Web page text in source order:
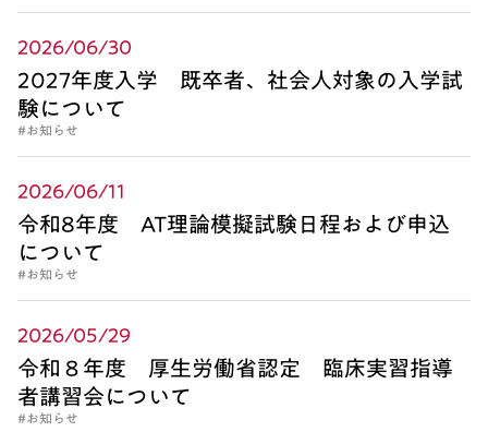
2026/06/30
2027年度入学 既卒者、社会人対象の入学試
験について
#お知らせ
2026/06/11
令和8年度 AT理論模擬試験日程および申込
について
#お知らせ
2026/05/29
令和８年度 厚生労働省認定 臨床実習指導
者講習会について
#お知らせ